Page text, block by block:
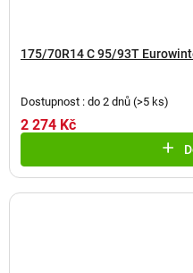
175/70R14 C 95/93T
Dostupnost : do 2 dnů (>5 ks)
2 274 Kč